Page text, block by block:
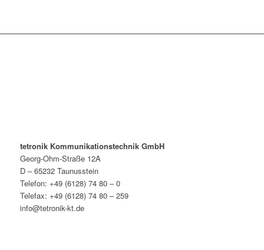
tetronik Kommunikationstechnik GmbH
Georg-Ohm-Straße 12A
D – 65232 Taunusstein
Telefon: +49 (6128) 74 80 – 0
Telefax: +49 (6128) 74 80 – 259
info@tetronik-kt.de